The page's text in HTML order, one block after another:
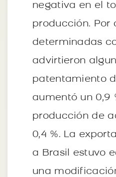
negativa en el
producción. Por
determinadas
advirtieron
patentamiento
aumentó un 0,9
producción de
0,4 %. La
a Brasil estuvo
una